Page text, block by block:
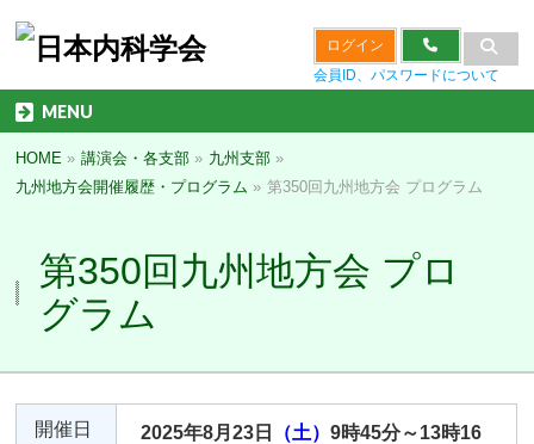
ログイン
会員ID、パスワードについて
MENU
HOME » 講演会・各支部 » 九州支部 »
九州地方会開催履歴・プログラム » 第350回九州地方会 プログラム
第350回九州地方会 プロ
グラム
開催日
2025年8月23日 （土）9時45分～13時16